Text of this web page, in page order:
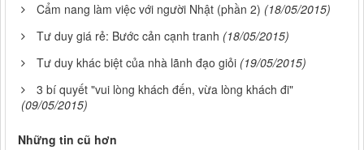
Cẩm nang làm việc với người Nhật (phần 2) (18/05/2015)
Tư duy giá rẻ: Bước cản cạnh tranh (18/05/2015)
Tư duy khác biệt của nhà lãnh đạo giỏi (19/05/2015)
3 bí quyết "vui lòng khách đến, vừa lòng khách đi"
(09/05/2015)
Những tin cũ hơn